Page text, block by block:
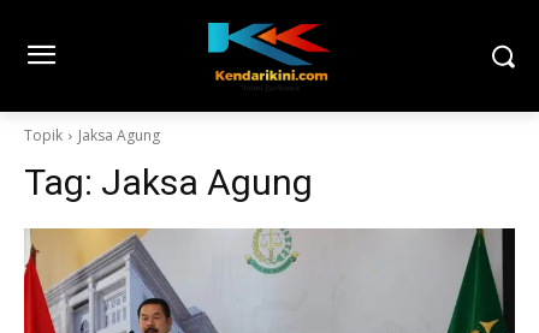
Topik Jaksa Agung
Tag: Jaksa Agung